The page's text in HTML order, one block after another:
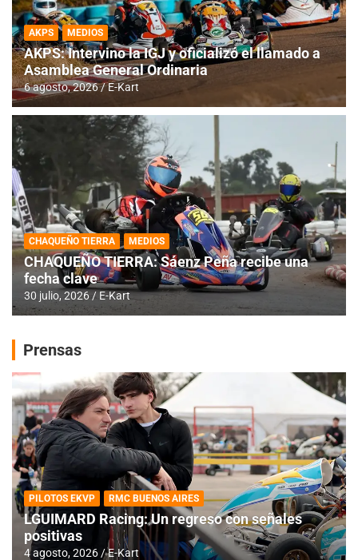
AKPS MEDIOS
AKPS: Intervino la IGJ y oficializó el llamado a
Asamblea General Ordinaria
6 agosto, 2026 E-Kart
CHAQUEÑO TIERRA MEDIOS
CHAQUEÑO TIERRA: Sáenz Peña recibe una
fecha clave
30 julio, 2026 E-Kart
Prensas
PILOTOS EKVP RMC BUENOS AIRES
LGUIMARD Racing: Un regreso con señales
positivas
4 agosto, 2026 E-Kart